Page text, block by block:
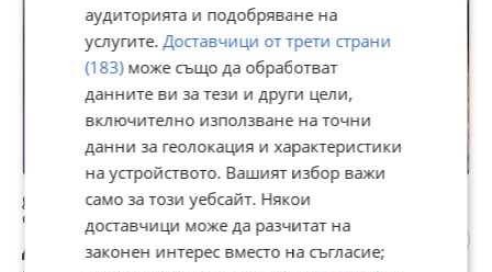
gsm сервиз пловдив/gsm service/gsm сервиз/гсм
сервизПРОФИЛАКТИКА на ЛАПТОПИ/КОМПЮТРИ
Договаряне
аудиторията и подобряване на
услугите.Доставчици от трети страни
(183)може също да обработват
данните ви за тези и други цели,
включително използване на точни
данни за геолокация и характеристики
на устройството. Вашият избор важи
само за този уебсайт. Някои
доставчици може да разчитат на
законен интерес вместо на съгласие;